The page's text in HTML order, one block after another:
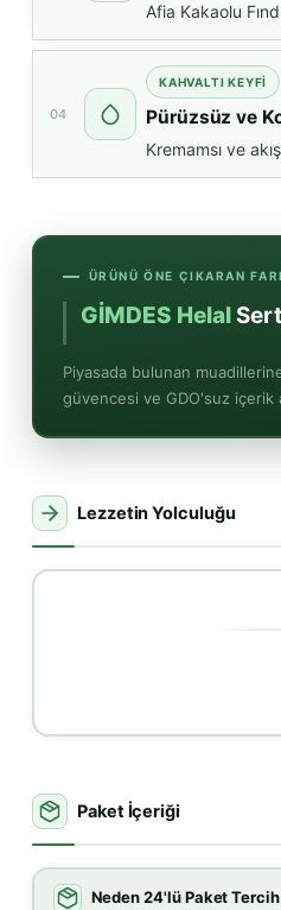
Afia Kakaolu
04
KAHVALTI KEYFİ
Pürüzsüz ve
Kremamsı ve
ÜRÜNÜ ÖNE ÇIKARAN
GİMDES Helal
Piyasada bulunan
güvencesi ve GDO'suz içerik
Lezzetin Yolculuğu
Paket İçeriği
Neden 24'lü Paket